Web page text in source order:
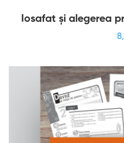
Iosafat și alegerea
8